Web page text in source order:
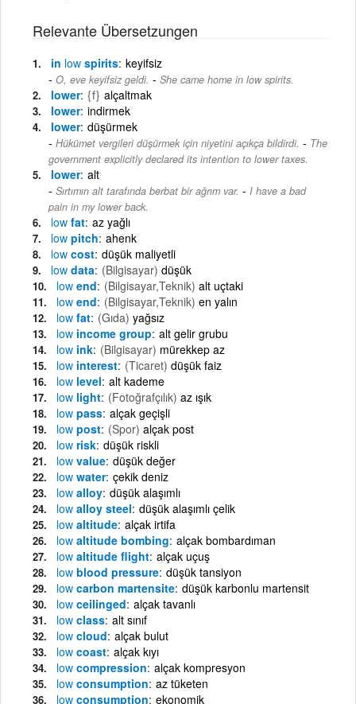
Relevante Übersetzungen
in low spirits keyifsiz
O, eve keyifsiz geldi. - She came home in low spirits.
lower {f} alçaltmak
lower indirmek
lower düşürmek
Hükümet vergileri düşürmek için niyetini açıkça bildirdi. - The
government explicitly declared its intention to lower taxes.
lower alt
Sırtımın alt tarafında berbat bir ağrım var. - I have a bad
pain in my lower back.
low fat az yağlı
low pitch ahenk
low cost düşük maliyetli
low data (Bilgisayar) düşük
low end (Bilgisayar,Teknik) alt uçtaki
low end (Bilgisayar,Teknik) en yalın
low fat (Gıda) yağsız
low income group alt gelir grubu
low ink (Bilgisayar) mürekkep az
low interest (Ticaret) düşük faiz
low level alt kademe
low light (Fotoğrafçılık) az ışık
low pass alçak geçişli
low post (Spor) alçak post
low risk düşük riskli
low value düşük değer
low water çekik deniz
low alloy düşük alaşımlı
low alloy steel düşük alaşımlı çelik
low altitude alçak irtifa
low altitude bombing alçak bombardıman
low altitude flight alçak uçuş
low blood pressure düşük tansiyon
low carbon martensite düşük karbonlu martensit
low ceilinged alçak tavanlı
low class alt sınıf
low cloud alçak bulut
low coast alçak kıyı
low compression alçak kompresyon
low consumption az tüketen
low consumption ekonomik